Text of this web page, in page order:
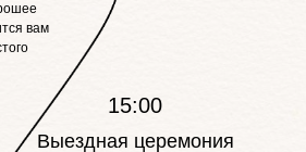
вам
Выездная церемония
15:00